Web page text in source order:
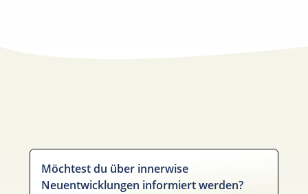
Möchtest du über innerwise
Neuentwicklungen informiert werden?